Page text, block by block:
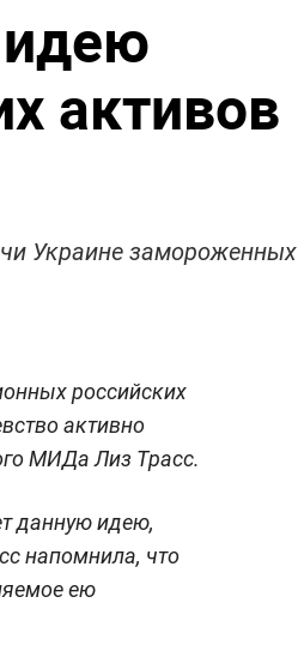
активов
Украине замороженных
российских
активно
МИДа Лиз Трасс.
данную идею,
напомнила, что
ею